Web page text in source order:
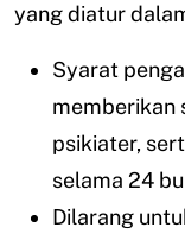
yang diatur
Syarat
memberikan
psikiater,
selama 24
Dilarang